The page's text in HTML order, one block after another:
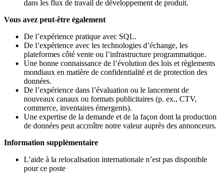
dans les flux de travail de développement de produit.
Vous avez peut-être également
De l’expérience pratique avec SQL.
De l’expérience avec les technologies d’échange, les
plateformes côté vente ou l’infrastructure programmatique.
Une bonne connaissance de l’évolution des lois et règlements
mondiaux en matière de confidentialité et de protection des
données.
De l’expérience dans l’évaluation ou le lancement de
nouveaux canaux ou formats publicitaires (p. ex., CTV,
commerce, inventaires émergents).
Une expertise de la demande et de la façon dont la production
de données peut accroître notre valeur auprès des annonceurs.
Information supplémentaire
L’aide à la relocalisation internationale n’est pas disponible
pour ce poste